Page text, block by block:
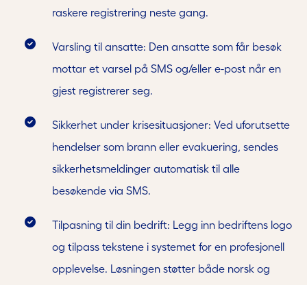
raskere registrering neste gang.
Varsling til ansatte: Den ansatte som får besøk
mottar et varsel på SMS og/eller e-post når en
gjest registrerer seg.
Sikkerhet under krisesituasjoner: Ved uforutsette
hendelser som brann eller evakuering, sendes
sikkerhetsmeldinger automatisk til alle
besøkende via SMS.
Tilpasning til din bedrift: Legg inn bedriftens logo
og tilpass tekstene i systemet for en profesjonell
opplevelse. Løsningen støtter både norsk og